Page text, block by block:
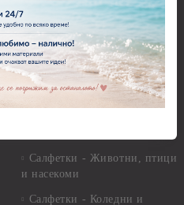
Моливи, акварелни
комплекти
Свещи
Салфетки
Салфетки - Великден
Салфетки - Животни, птици
и насекоми
Салфетки - Коледни и